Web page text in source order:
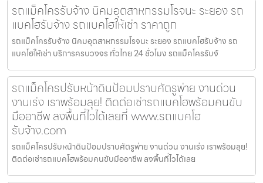
รถแม็คโครรับจ้าง นิคมอุตสาหกรรมโรจนะ ระยอง รถ
แบคโฮรับจ้าง รถแบคโฮให้เช่า ราคาถูก
รถแม็คโครรับจ้าง นิคมอุตสาหกรรมโรจนะ ระยอง รถแบคโฮรับจ้าง รถ
แบคโฮให้เช่า บริการครบวงจร ทั่วไทย 24 ชั่วโมง รถแม็คโครรับจ้
รถแม็คโครปรับหน้าดินป้อมปราบศัตรูพ่าย งานด่วน
งานเร่ง เราพร้อมลุย! ติดต่อเช่ารถแบคโฮพร้อมคนขับ
มืออาชีพ ลงพื้นที่ไวได้เลยที่ www.รถแบคโฮ
รับจ้าง.com
รถแม็คโครปรับหน้าดินป้อมปราบศัตรูพ่าย งานด่วน งานเร่ง เราพร้อมลุย!
ติดต่อเช่ารถแบคโฮพร้อมคนขับมืออาชีพ ลงพื้นที่ไวได้เลย